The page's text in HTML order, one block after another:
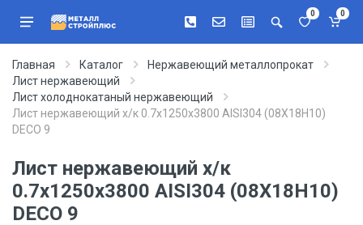
0 0
Главная Каталог
Нержавеющий металлопрокат
Лист нержавеющий
Лист холоднокатаный нержавеющий
Лист нержавеющий х/к 0.7х1250х3800 AISI304 (08Х18Н10)
DECO 9
Лист нержавеющий х/к
0.7х1250х3800 AISI304 (08Х18Н10)
DECO 9